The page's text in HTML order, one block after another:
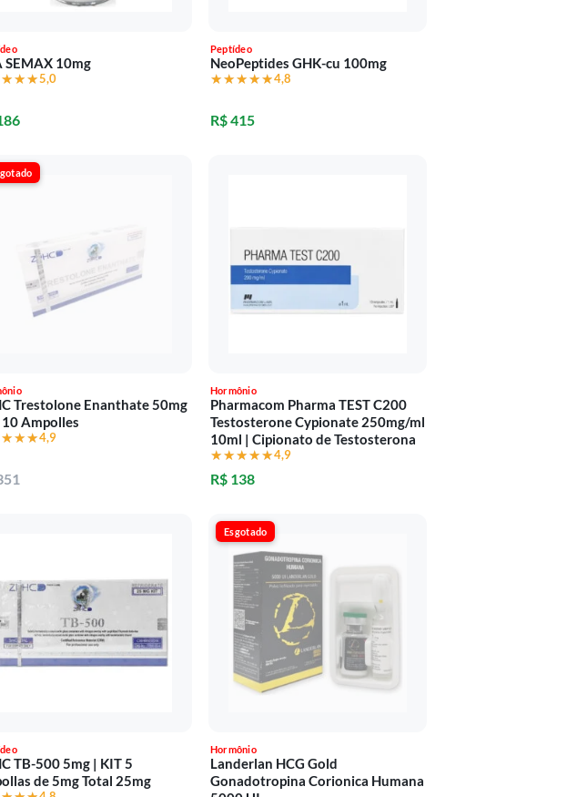
SEMAX 10mg
5,0
Peptídeo
NeoPeptides GHK-cu 100mg
★★★★★
★★★★★4,8
R$ 415
Trestolone Enanthate 50mg
Ampolles
4,9
Hormônio
Pharmacom Pharma TEST C200
Testosterone Cypionate 250mg/ml
10ml | Cipionato de Testosterona
★★★★★
★★★★★4,9
R$ 138
TB-500 5mg | KIT 5
de 5mg Total 25mg
Esgotado
Hormônio
Landerlan HCG Gold
Gonadotropina Corionica Humana